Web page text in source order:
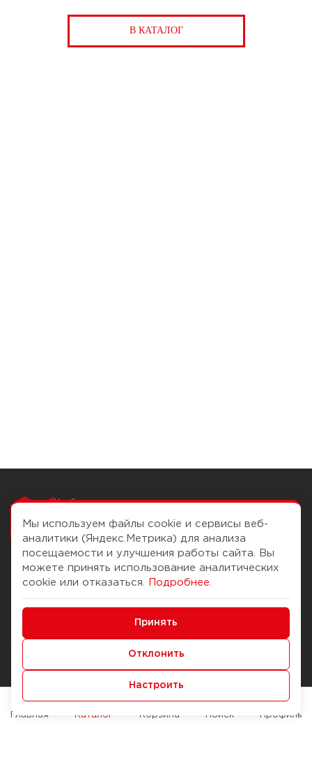
В КАТАЛОГ
Чтобы вам легко
О компании
История Компании
Журнал
Наши марки
Брендирование
Помощь
Доставка и оплата
Способы оплаты
Служба контроля качества
Мы используем файлы cookie и сервисы веб-
аналитики (Яндекс.Метрика) для анализа
посещаемости и улучшения работы сайта. Вы
можете принять использование аналитических
cookie или отказаться.
Подробнее
Принять
Отклонить
Настроить
Главная Каталог Корзина Поиск Профиль